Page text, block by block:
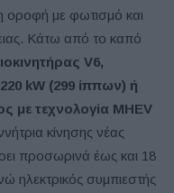
οροφή με φωτισμό και
Κάτω από το καπό
V6,
kW (299 ίππων) ή
με τεχνολογία MHEV
κίνησης νέας
προσωρινά έως και 18
ηλεκτρικός συμπιεστής